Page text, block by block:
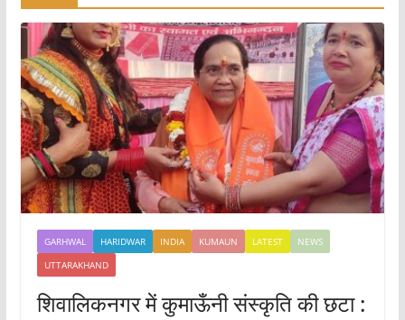
GARHWAL HARIDWAR INDIA KUMAUN LATEST
NEWS
UTTARAKHAND
शिवालिकनगर में कुमाऊँनी संस्कृति की छटा :